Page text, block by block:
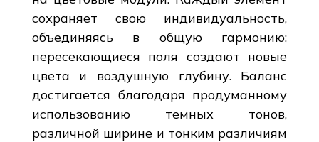
сохраняет свою индивидуальность,
объединяясь в общую гармонию;
пересекающиеся поля создают новые
цвета и воздушную глубину. Баланс
достигается благодаря продуманному
использованию темных тонов,
различной ширине и тонким различиям